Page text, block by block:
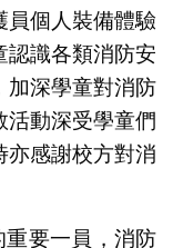
員個人裝備體驗
認識各類消防安
加深學童對消防
活動深受學童們
亦感謝校方對消
要一員，消防